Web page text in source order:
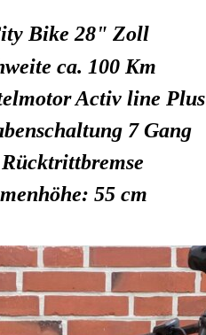
Bike 28" Zoll
ca. 100 Km
Activ line Plus
7 Gang
55 cm